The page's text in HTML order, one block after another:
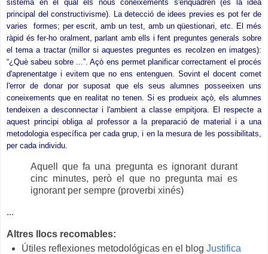
sistema en el qual els nous coneixements s'enquadren (és la idea
principal del constructivisme). La detecció de idees previes es pot fer de
varies formes; per escrit, amb un test, amb un qüestionari, etc. El més
ràpid és fer-ho oralment, parlant amb ells i fent preguntes generals sobre
el tema a tractar (millor si aquestes preguntes es recolzen en imatges):
“¿Què sabeu sobre ...”. Açò ens permet planificar correctament el procés
d'aprenentatge i evitem que no ens entenguen. Sovint el docent comet
l'error de donar por suposat que els seus alumnes posseeixen uns
coneixements que en realitat no tenen. Si es produeix açò, els alumnes
tendeixen a desconnectar i l'ambient a classe empitjora. El respecte a
aquest principi obliga al professor a la preparació de material i a una
metodologia específica per cada grup, i en la mesura de les possibilitats,
per cada individu.
Aquell que fa una pregunta es ignorant durant
cinc minutes, però el que no pregunta mai es
ignorant per sempre (proverbi xinés)
...
Altres llocs recomables:
Útiles reflexiones metodológicas en el blog Justifica